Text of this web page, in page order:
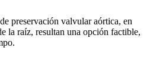
preservación valvular aórtica, en
la raíz, resultan una opción factible,